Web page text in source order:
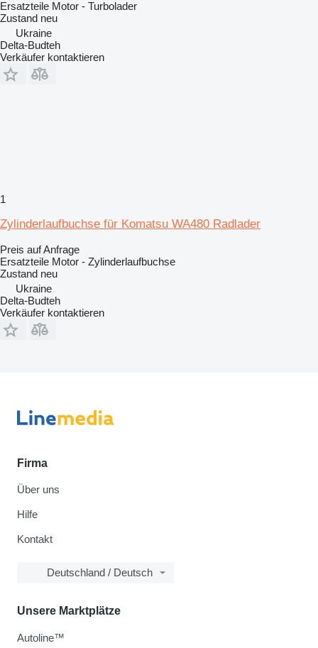
Ersatzteile Motor - Turbolader
Zustand neu
Ukraine
Delta-Budteh
Verkäufer kontaktieren
1
Zylinderlaufbuchse für Komatsu WA480 Radlader
Preis auf Anfrage
Ersatzteile Motor - Zylinderlaufbuchse
Zustand neu
Ukraine
Delta-Budteh
Verkäufer kontaktieren
Firma
Über uns
Hilfe
Kontakt
Deutschland / Deutsch
Unsere Marktplätze
Autoline™